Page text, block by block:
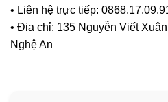
• Liên hệ trực tiếp:
• Địa chỉ: 135 Nguyễn Viết
Nghệ An